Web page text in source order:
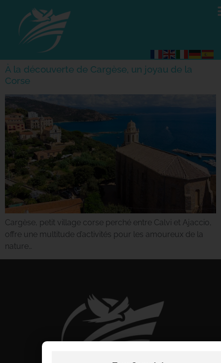
À la découverte de Cargèse, un joyau de la
Corse
Cargèse, petit village corse perché entre Calvi et Ajaccio,
offre une multitude d’activités pour les amoureux de la
nature…